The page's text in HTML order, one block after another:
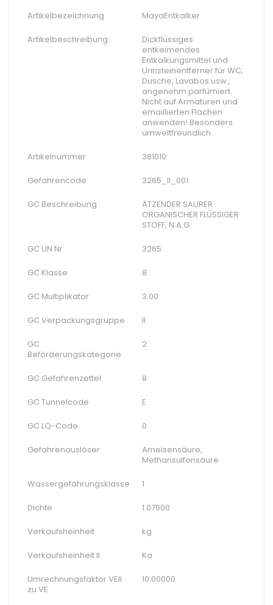
Artikelbezeichnung MayaEntkalker
Artikelbeschreibung
Dickflüssiges
entkeimendes
Entkalkungsmittel und
Urinsteinentferner für WC,
Dusche, Lavabos usw.,
angenehm parfümiert.
Nicht auf Armaturen und
emaillierten Flächen
anwenden! Besonders
umweltfreundlich
Artikelnummer 381010
Gefahrencode 3265_II_001
GC Beschreibung
ÄTZENDER SAURER
ORGANISCHER FLÜSSIGER
STOFF, N.A.G.
GC UN Nr 3265
GC Klasse 8
GC Multiplikator 3.00
GC Verpackungsgruppe II
GC
Beförderungskategorie
2
GC Gefahrenzettel 8
GC Tunnelcode E
GC LQ-Code 0
Gefahrenauslöser
Ameisensäure,
Methansulfonsäure
Wassergefährungsklasse 1
Dichte 1.07000
Verkaufsheinheit kg
Verkaufsheinheit II Ka
Umrechnungsfaktor VEII
zu VE
10.00000